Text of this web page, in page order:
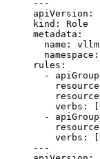
---
apiVersion :
kind : Role
metadata :
  name
:
  namespace
:
rules :
  -
    verbs
: [
  -
    verbs
: [
---